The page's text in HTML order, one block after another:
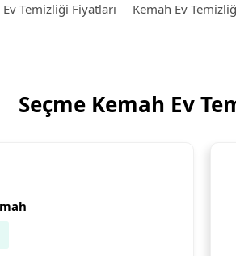
Temizliği Fiyatları Kemah Ev
Seçme Kemah Ev